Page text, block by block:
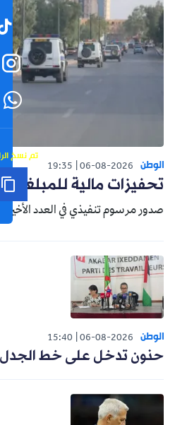
تم نسخ
الوطن 06-08-2026
19:35
تحفيزات مالية
صدور مرسوم تنفيذي في العدد الأخير
الوطن 06-08-2026
15:40
حنون تدخل على خط